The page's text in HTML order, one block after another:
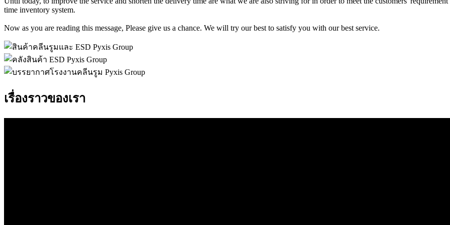
time inventory system.
Now as you are reading this message, Please give us a chance. We will try our best to satisfy you with our best service.
เรื่องราวของเรา